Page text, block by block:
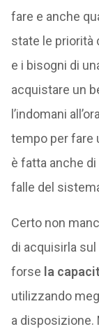
fare e anche
state le priorità
e i bisogni di
acquistare un
l’indomani
tempo per fare
è fatta anche
falle del
Certo non
di acquisirla sul
forse la
utilizzando
a disposizione.